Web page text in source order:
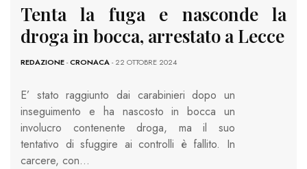
Tenta la fuga e nasconde la
droga in bocca, arrestato a Lecce
REDAZIONE-CRONACA- 22 OTTOBRE 2024
E’ stato raggiunto dai carabinieri dopo un
inseguimento e ha nascosto in bocca un
involucro contenente droga, ma il suo
tentativo di sfuggire ai controlli è fallito. In
carcere, con…